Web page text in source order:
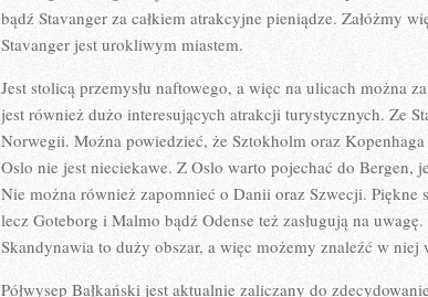
bądź Stavanger za całkiem atrakcyjne pieniądze. Załóżmy
Stavanger jest urokliwym miastem.
Jest stolicą przemysłu naftowego, a więc na ulicach można
jest również dużo interesujących atrakcji turystycznych. Ze
Norwegii. Można powiedzieć, że Sztokholm oraz
Oslo nie jest nieciekawe. Z Oslo warto pojechać do Bergen,
Nie można również zapomnieć o Danii oraz Szwecji. Piękne
lecz Goteborg i Malmo bądź Odense też zasługują na
Skandynawia to duży obszar, a więc możemy znaleźć w niej
Półwysep Bałkański jest aktualnie zaliczany do